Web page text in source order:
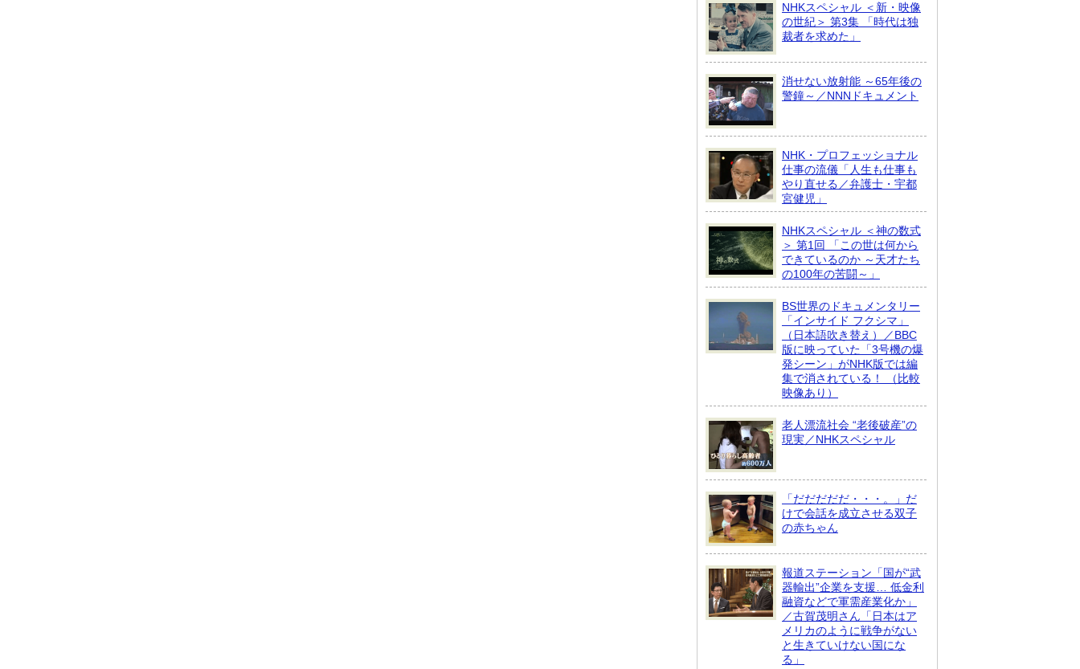
NHKスペシャル ＜新・映像
の世紀＞ 第3集 「時代は独
裁者を求めた」
消せない放射能 ～65年後の
警鐘～／NNNドキュメント
NHK・プロフェッショナル
仕事の流儀「人生も仕事も
やり直せる／弁護士・宇都
宮健児」
NHKスペシャル ＜神の数式
＞ 第1回 「この世は何から
できているのか ～天才たち
の100年の苦闘～」
BS世界のドキュメンタリー
「インサイド フクシマ」
（日本語吹き替え）／BBC
版に映っていた「3号機の爆
発シーン」がNHK版では編
集で消されている！ （比較
映像あり）
老人漂流社会 “老後破産”の
現実／NHKスペシャル
「だだだだだ・・・。」だ
けで会話を成立させる双子
の赤ちゃん
報道ステーション「国が“武
器輸出”企業を支援… 低金利
融資などで軍需産業化か」
／古賀茂明さん「日本はア
メリカのように戦争がない
と生きていけない国にな
る」